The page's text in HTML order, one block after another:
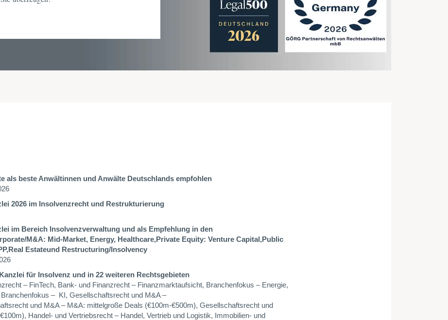
als beste Anwältinnen und Anwälte Deutschlands empfohlen
2026 im Insolvenzrecht und Restrukturierung
im Bereich Insolvenzverwaltung und als Empfehlung in den
M&A: Mid-Market, Energy, Healthcare,Private Equity: Venture Capital,Public
Real Estateund Restructuring/Insolvency
für Insolvenz und in 22 weiteren Rechtsgebieten
– FinTech, Bank- und Finanzrecht – Finanzmarktaufsicht, Branchenfokus – Energie,
Branchenfokus – KI, Gesellschaftsrecht und M&A –
und M&A – M&A: mittelgroße Deals (€100m-€500m), Gesellschaftsrecht und
Handel- und Vertriebsrecht – Handel, Vertrieb und Logistik, Immobilien- und